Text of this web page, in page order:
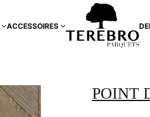
ACCESSOIRES
POINT